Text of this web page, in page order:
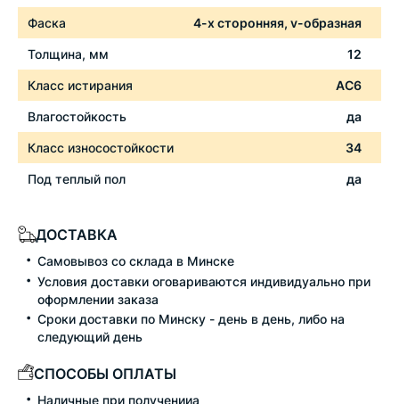
Фаска 4-х сторонняя, v-образная
Толщина, мм 12
Класс истирания АС6
Влагостойкость да
Класс износостойкости 34
Под теплый пол да
ДОСТАВКА
Самовывоз со склада в Минске
Условия доставки оговариваются индивидуально при
оформлении заказа
Сроки доставки по Минску - день в день, либо на
следующий день
СПОСОБЫ ОПЛАТЫ
Наличные при полученииа